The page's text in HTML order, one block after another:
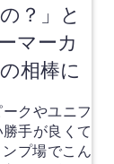
？」と
マーカ
相棒に
クやユニフ
手が良くて
プ場でこん